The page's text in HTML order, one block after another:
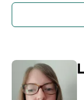
komunikacji
języka w